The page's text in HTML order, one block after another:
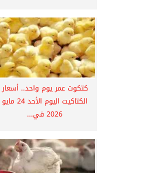
كتكوت عمر يوم واحد.. أسعار
الكتاكيت اليوم الأحد 24 مايو
2026 في...